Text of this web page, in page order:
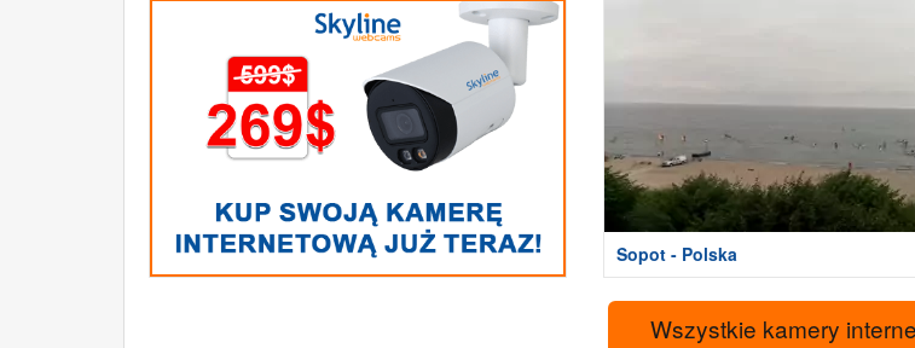
Sopot - Polska
Wszystkie kamery